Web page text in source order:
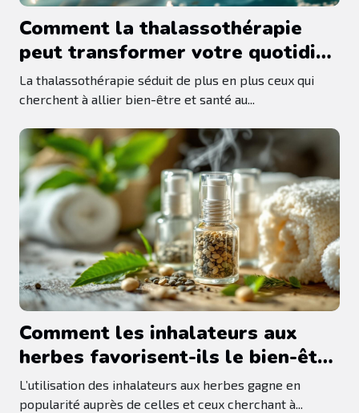
Comment la thalassothérapie
peut transformer votre quotidien
?
La thalassothérapie séduit de plus en plus ceux qui
cherchent à allier bien-être et santé au...
Comment les inhalateurs aux
herbes favorisent-ils le bien-être
quotidien ?
L’utilisation des inhalateurs aux herbes gagne en
popularité auprès de celles et ceux cherchant à...